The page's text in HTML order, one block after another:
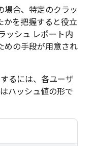
場合、特定のクラッ
かを把握すると役立
ッシュ レポート内
めの手段が用意され
るには、各ユーザ
ハッシュ値の形で